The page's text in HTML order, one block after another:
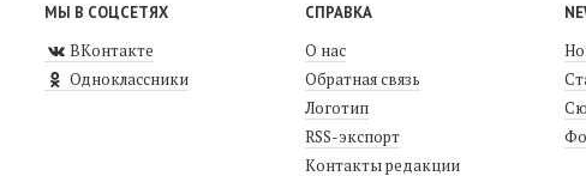
МЫ В СОЦСЕТЯХ
ВКонтакте
Одноклассники
СПРАВКА
О нас
Обратная связь
Логотип
RSS-экспорт
Контакты редакции